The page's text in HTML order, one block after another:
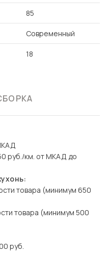
85
Современный
18
руб./км. от МКАД до
товара (минимум 650
товара (минимум 500
руб.